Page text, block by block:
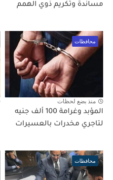
مساندة وتكريم ذوي الهمم
محافظات
منذ بضع لحظات
المؤبد وغرامة 100 ألف جنيه
لتاجري مخدرات بالعسيرات
محافظات